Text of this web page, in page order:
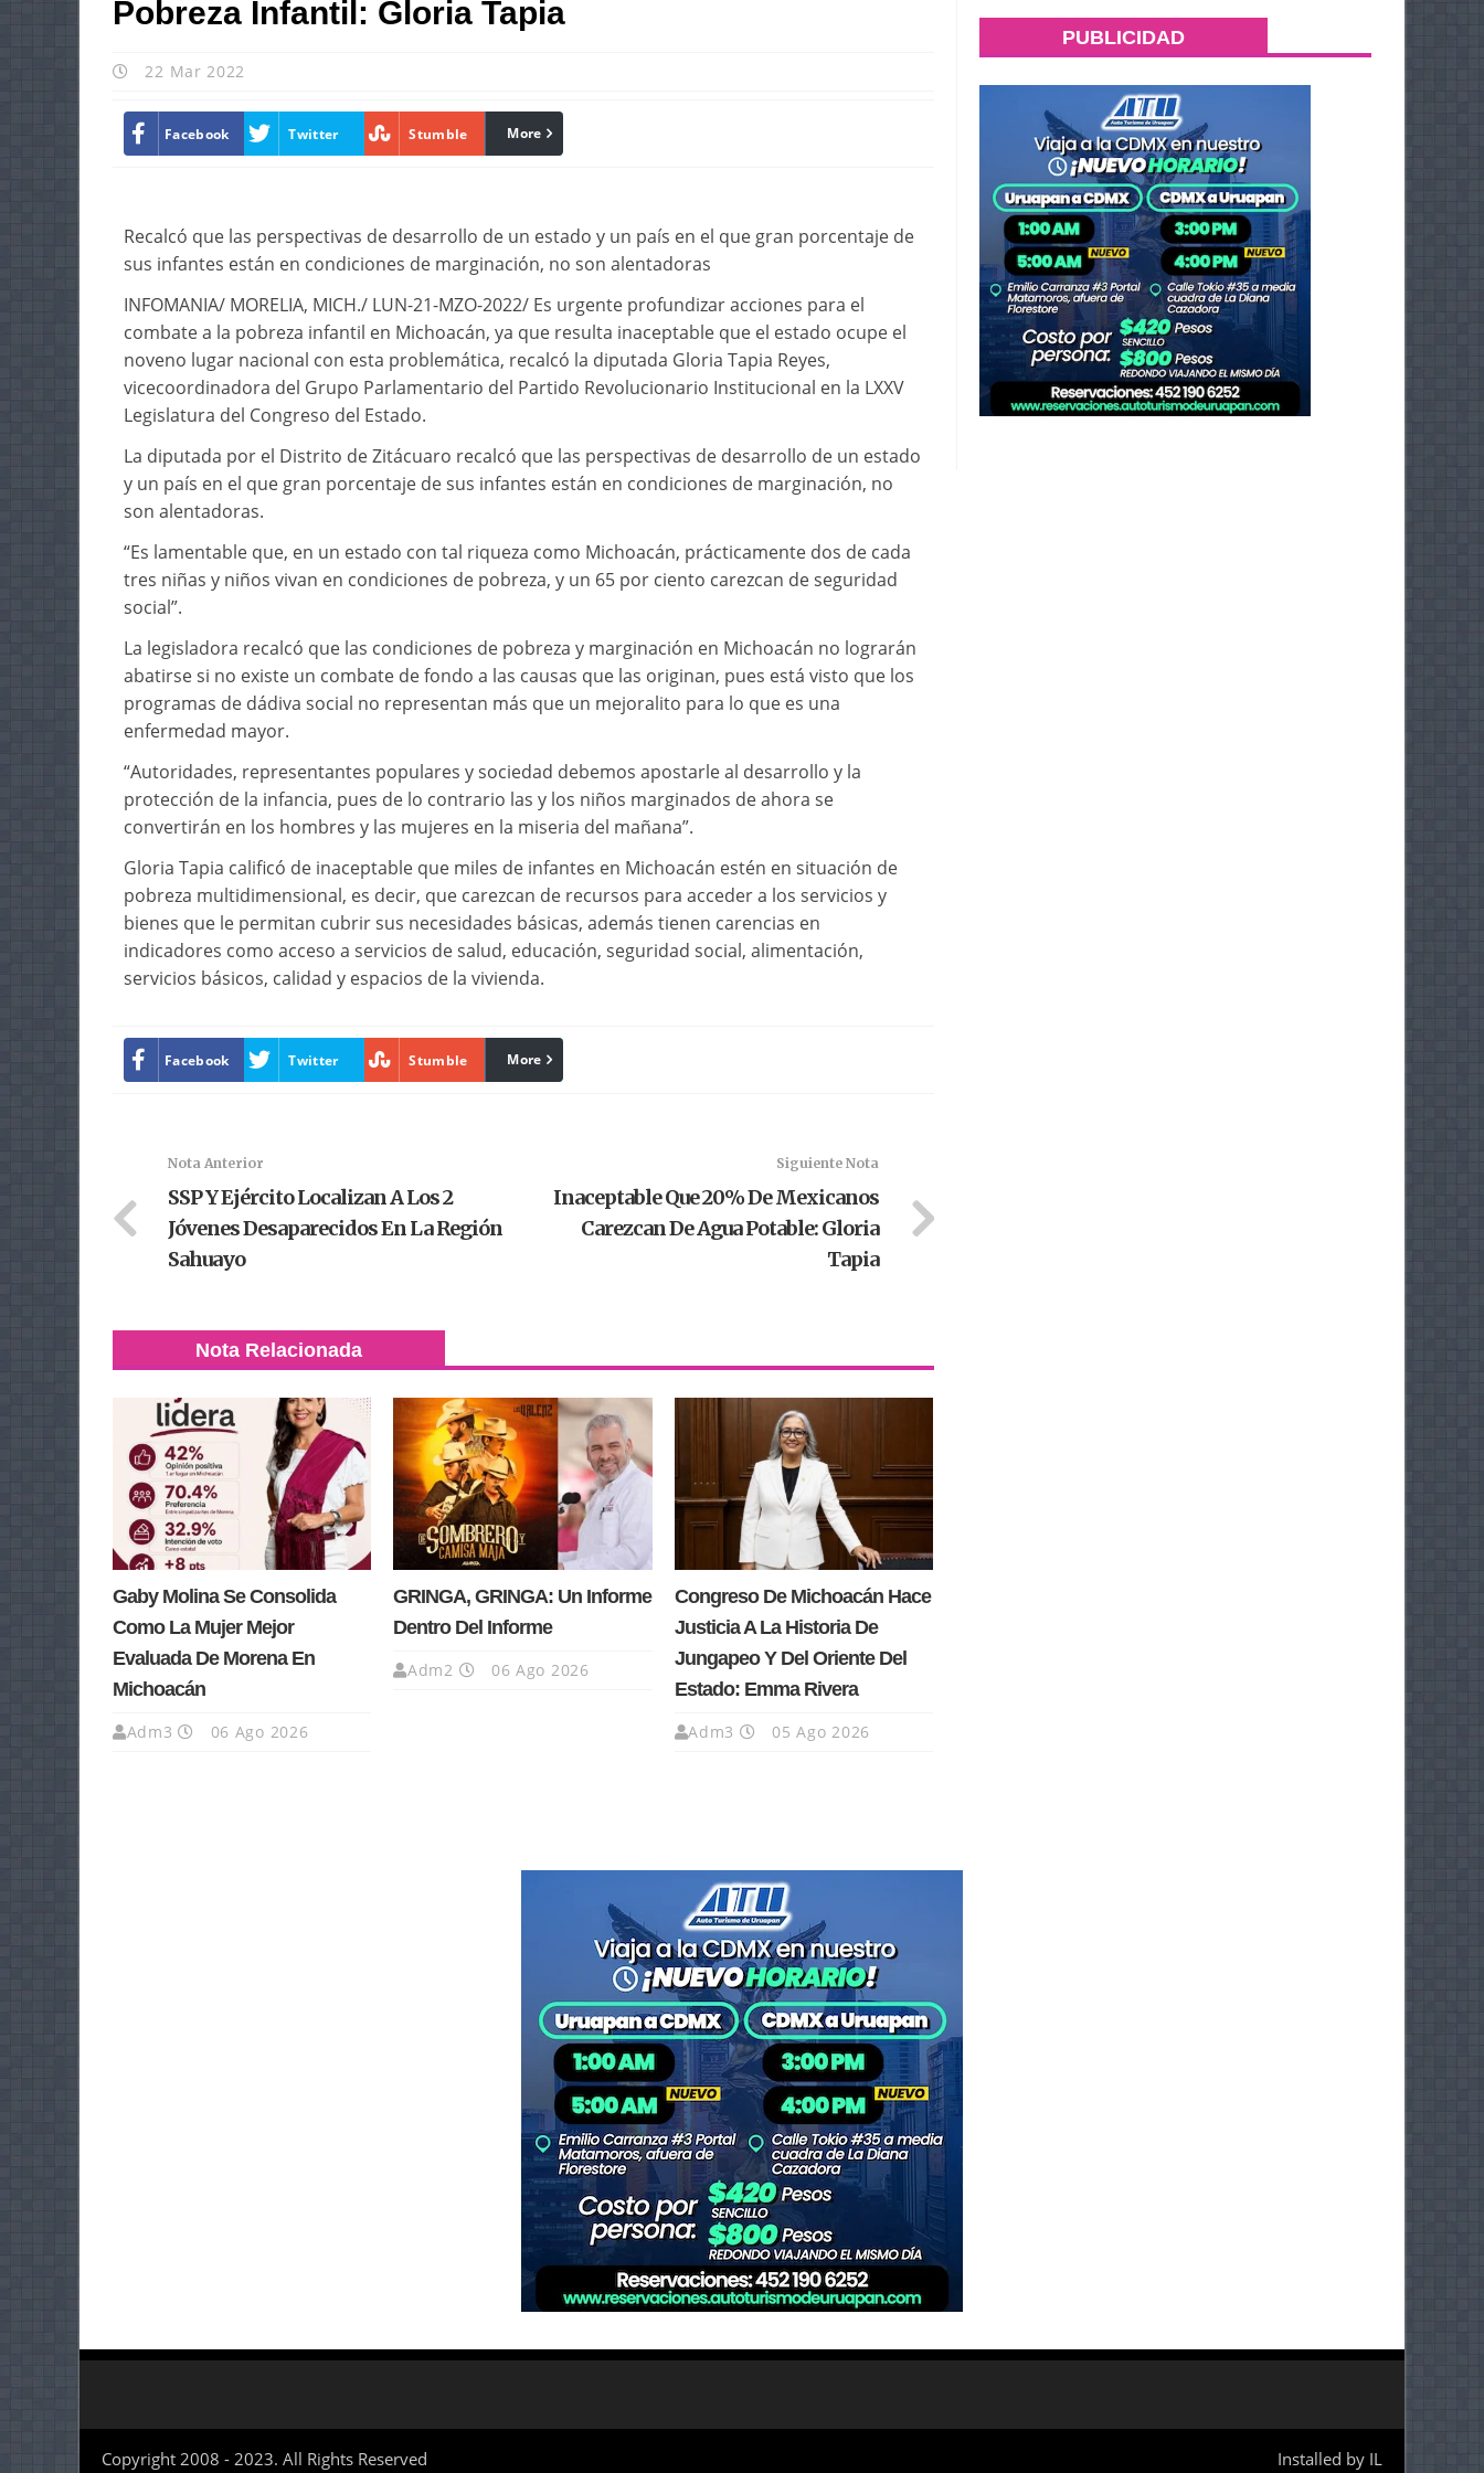
Pobreza Infantil: Gloria Tapia
22 Mar 2022
Facebook Twitter Stumble linkedin
More
Recalcó que las perspectivas de desarrollo de un estado y un país en el que gran porcentaje de
sus infantes están en condiciones de marginación, no son alentadoras
INFOMANIA/ MORELIA, MICH./ LUN-21-MZO-2022/ Es urgente profundizar acciones para el
combate a la pobreza infantil en Michoacán, ya que resulta inaceptable que el estado ocupe el
noveno lugar nacional con esta problemática, recalcó la diputada Gloria Tapia Reyes,
vicecoordinadora del Grupo Parlamentario del Partido Revolucionario Institucional en la LXXV
Legislatura del Congreso del Estado.
La diputada por el Distrito de Zitácuaro recalcó que las perspectivas de desarrollo de un estado
y un país en el que gran porcentaje de sus infantes están en condiciones de marginación, no
son alentadoras.
“Es lamentable que, en un estado con tal riqueza como Michoacán, prácticamente dos de cada
tres niñas y niños vivan en condiciones de pobreza, y un 65 por ciento carezcan de seguridad
social”.
La legisladora recalcó que las condiciones de pobreza y marginación en Michoacán no lograrán
abatirse si no existe un combate de fondo a las causas que las originan, pues está visto que los
programas de dádiva social no representan más que un mejoralito para lo que es una
enfermedad mayor.
“Autoridades, representantes populares y sociedad debemos apostarle al desarrollo y la
protección de la infancia, pues de lo contrario las y los niños marginados de ahora se
convertirán en los hombres y las mujeres en la miseria del mañana”.
Gloria Tapia calificó de inaceptable que miles de infantes en Michoacán estén en situación de
pobreza multidimensional, es decir, que carezcan de recursos para acceder a los servicios y
bienes que le permitan cubrir sus necesidades básicas, además tienen carencias en
indicadores como acceso a servicios de salud, educación, seguridad social, alimentación,
servicios básicos, calidad y espacios de la vivienda.
Facebook Twitter Stumble linkedin
More
Nota Anterior
SSP Y Ejército Localizan A Los 2
Jóvenes Desaparecidos En La Región
Sahuayo
Siguiente Nota
Inaceptable Que 20% De Mexicanos
Carezcan De Agua Potable: Gloria
Tapia
Nota Relacionada
Gaby Molina Se Consolida
Como La Mujer Mejor
Evaluada De Morena En
Michoacán
Adm3 06 Ago 2026
GRINGA, GRINGA: Un Informe
Dentro Del Informe
Adm2 06 Ago 2026
Congreso De Michoacán Hace
Justicia A La Historia De
Jungapeo Y Del Oriente Del
Estado: Emma Rivera
Adm3 05 Ago 2026
PUBLICIDAD
Copyright 2008 - 2023. All Rights Reserved Installed by IL